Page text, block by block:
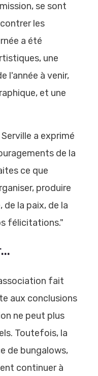
se sont
les
a été
une
l'année à venir,
et une
a exprimé
de la
ce que
produire
de la paix, de la
félicitations."
fait
aux conclusions
ne peut plus
Toutefois, la
de bungalows,
continuer à